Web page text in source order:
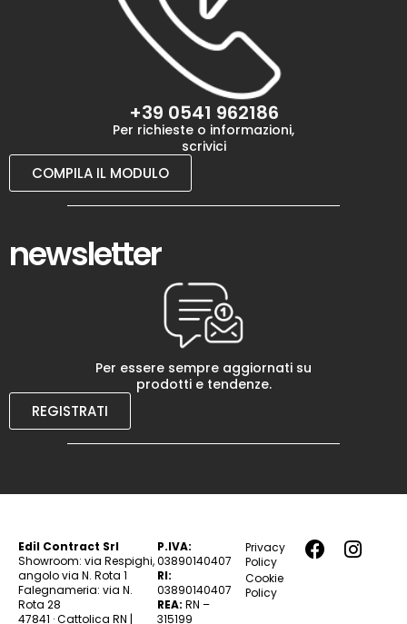
+39 0541 962186
Per richieste o informazioni,
scrivici
COMPILA IL MODULO
newsletter
Per essere sempre aggiornati su
prodotti e tendenze.
REGISTRATI
Edil Contract Srl
Showroom: via Respighi,
angolo via N. Rota 1
Falegnameria: via N.
Rota 28
47841 · Cattolica RN |
P.IVA:
03890140407
RI:
03890140407
REA: RN –
315199
Privacy
Policy
Cookie
Policy